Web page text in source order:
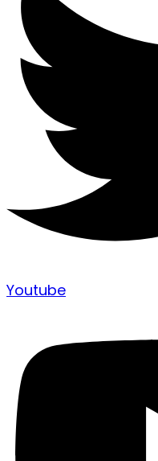
Youtube